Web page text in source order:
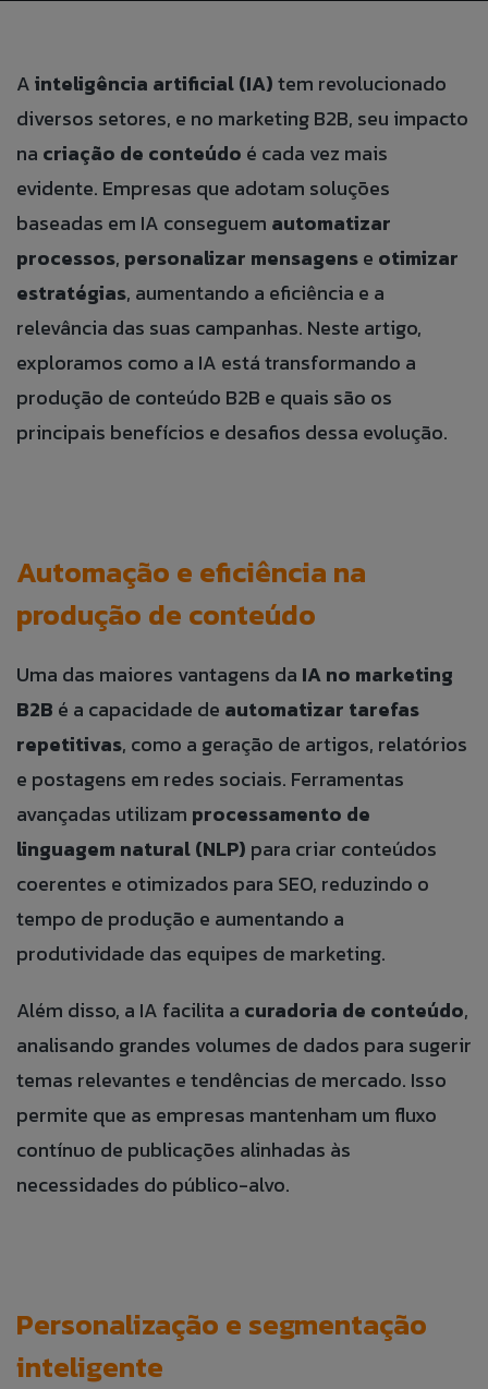
ÁREA DO COLABORADOR
FALE CONOSO
CANAL DE ÉTICA
PT
ES
Ainteligência artificial (IA)tem revolucionado
diversos setores, e no marketing B2B, seu impacto
na criação de conteúdo é cada vez mais
evidente. Empresas que adotam soluções
baseadas em IA conseguem automatizar
processos, personalizar mensagense otimizar
estratégias, aumentando a eficiência e a
relevância das suas campanhas. Neste artigo,
exploramos como a IA está transformando a
produção de conteúdo B2B e quais são os
principais benefícios e desafios dessa evolução.
Automação e eficiência na
produção de conteúdo
Uma das maiores vantagens da IA no marketing
B2B é a capacidade de automatizar tarefas
repetitivas, como a geração de artigos, relatórios
e postagens em redes sociais. Ferramentas
avançadas utilizam processamento de
linguagem natural (NLP) para criar conteúdos
coerentes e otimizados para SEO, reduzindo o
tempo de produção e aumentando a
produtividade das equipes de marketing.
Além disso, a IA facilita a curadoria de conteúdo,
analisando grandes volumes de dados para sugerir
temas relevantes e tendências de mercado. Isso
permite que as empresas mantenham um fluxo
contínuo de publicações alinhadas às
necessidades do público-alvo.
Personalização e segmentação
inteligente